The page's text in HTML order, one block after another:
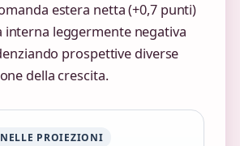
estera netta (+0,7 punti)
interna leggermente negativa
prospettive diverse
della crescita.
PROIEZIONI